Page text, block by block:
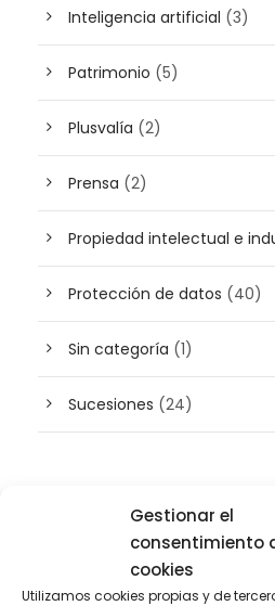
Gestionar el
consentimiento
cookies
Utilizamos cookies propias y de
Inteligencia artificial (3)
Patrimonio (5)
Plusvalía (2)
Prensa (2)
Propiedad intelectual e
Protección de datos (40)
Sin categoría (1)
Sucesiones (24)
Buscador de artículos